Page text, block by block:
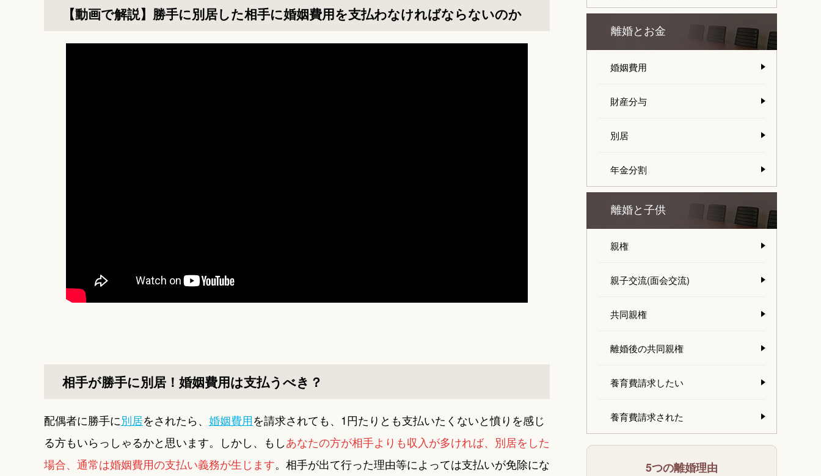
【動画で解説】勝手に別居した相手に婚姻費用を支払わなければならないのか
相手が勝手に別居！婚姻費用は支払うべき？
配偶者に勝手に別居をされたら、 婚姻費用を請求されても、1円たりとも支払いたくないと憤りを感じ
る方もいらっしゃるかと思います。しかし、もしあなたの方が相手よりも収入が多ければ、別居をした
場合、通常は婚姻費用の支払い義務が生じます。相手が出て行った理由等によっては支払いが免除にな
離婚とお金
婚姻費用
財産分与
別居
年金分割
離婚と子供
親権
親子交流(面会交流)
共同親権
離婚後の共同親権
養育費請求したい
養育費請求された
5つの離婚理由